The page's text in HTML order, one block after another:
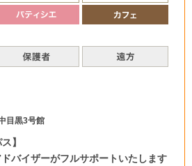
目黒3号館
】
バイザーがフルサポートいたします